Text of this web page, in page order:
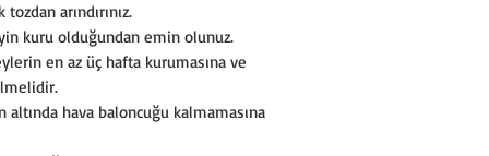
arındırınız.
kuru olduğundan emin olunuz.
en az üç hafta kurumasına ve
altında hava baloncuğu kalmamasına